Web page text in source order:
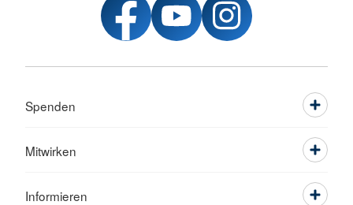
Spenden
Mitwirken
Informieren